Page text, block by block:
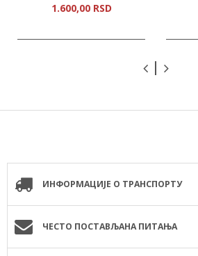
1.600,00 RSD
ИНФОРМАЦИЈЕ О ТРАНСПОРТУ
ЧЕСТО ПОСТАВЉАНА ПИТАЊА